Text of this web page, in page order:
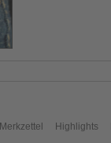
Merkzettel Highlights